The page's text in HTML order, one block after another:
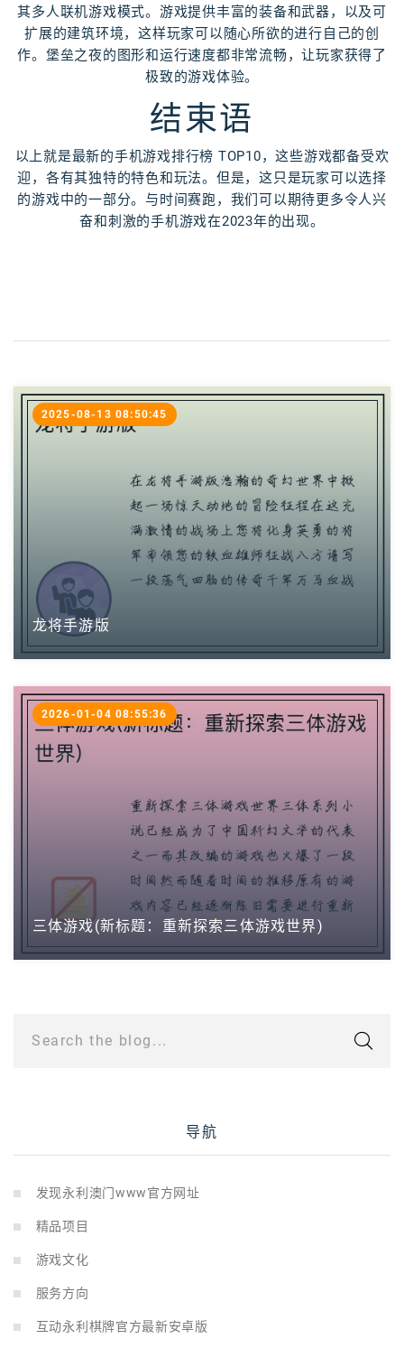
其多人联机游戏模式。游戏提供丰富的装备和武器，以及可
扩展的建筑环境，这样玩家可以随心所欲的进行自己的创
作。堡垒之夜的图形和运行速度都非常流畅，让玩家获得了
极致的游戏体验。
结束语
以上就是最新的手机游戏排行榜 TOP10，这些游戏都备受欢
迎，各有其独特的特色和玩法。但是，这只是玩家可以选择
的游戏中的一部分。与时间赛跑，我们可以期待更多令人兴
奋和刺激的手机游戏在2023年的出现。
龙将手游版
2025-08-13 08:50:45
三体游戏(新标题：重新探索三体游戏世界)
2026-01-04 08:55:36
Search the blog...
导航
发现永利澳门www官方网址
精品项目
游戏文化
服务方向
互动永利棋牌官方最新安卓版